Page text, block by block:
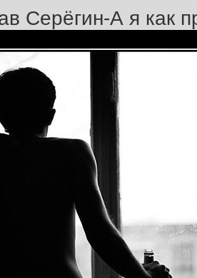
Серёгин-А я как